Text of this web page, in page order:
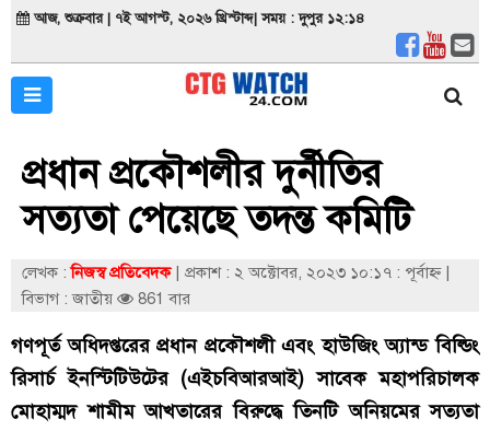
আজ, শুক্রবার | ৭ই আগস্ট, ২০২৬ খ্রিস্টাব্দ| সময় : দুপুর ১২:১৪
প্রধান প্রকৌশলীর দুর্নীতির
সত্যতা পেয়েছে তদন্ত কমিটি
লেখক :নিজস্ব প্রতিবেদক| প্রকাশ : ২ অক্টোবর, ২০২৩ ১০:১৭ : পূর্বাহ্ণ |
বিভাগ : জাতীয়
861 বার
গণপূর্ত অধিদপ্তরের প্রধান প্রকৌশলী এবং হাউজিং অ্যান্ড বিল্ডিং
রিসার্চ ইনস্টিটিউটের (এইচবিআরআই) সাবেক মহাপরিচালক
মোহাম্মদ শামীম আখতারের বিরুদ্ধে তিনটি অনিয়মের সত্যতা